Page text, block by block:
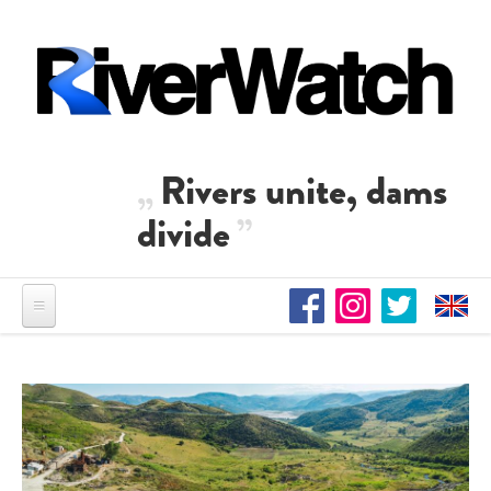
Rivers unite, dams
divide